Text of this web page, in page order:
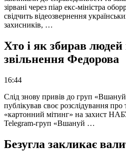
зірвані через піар екс-міністра
свідчить відеозвернення
захисників, …
Хто і як збирав
звільнення Федорова
16:44
Слід знову привів до груп
публікував своє розслідування
«картонний мітинг» на захист
Telegram-груп «Вшануй …
Безугла закликає